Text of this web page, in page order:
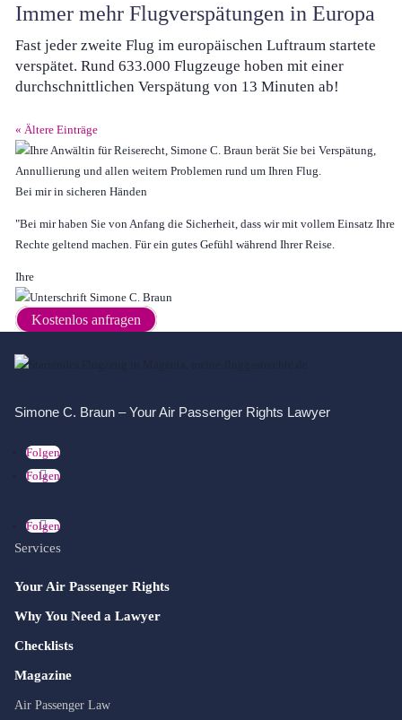
Immer mehr Flugverspätungen in Europa
Fast jeder zweite Flug im europäischen Luftraum startete
verspätet. Rund 633.000 Flugzeuge hoben mit einer
durchschnittlichen Verspätung von 13 Minuten ab!
« Ältere Einträge
Bei mir in sicheren Händen
"Bei mir haben Sie von Anfang die Sicherheit, dass wir mit vollem Einsatz Ihre
Rechte geltend machen. Für ein gutes Gefühl während Ihrer Reise.
Ihre
Kostenlos anfragen
Simone C. Braun – Your Air Passenger Rights Lawyer
Folgen
Folgen
Folgen
Services
Your Air Passenger Rights
Why You Need a Lawyer
Checklists
Magazine
Air Passenger Law